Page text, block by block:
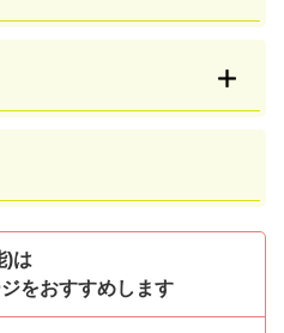
)は
をおすすめします